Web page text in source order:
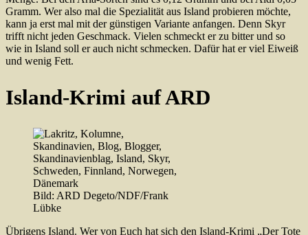
Gramm. Wer also mal die Spezialität aus Island probieren möchte,
kann ja erst mal mit der günstigen Variante anfangen. Denn Skyr
trifft nicht jeden Geschmack. Vielen schmeckt er zu bitter und so
wie in Island soll er auch nicht schmecken. Dafür hat er viel Eiweiß
und wenig Fett.
Island-Krimi auf ARD
Bild: ARD Degeto/NDF/Frank
Lübke
Übrigens Island. Wer von Euch hat sich den Island-Krimi „Der Tote